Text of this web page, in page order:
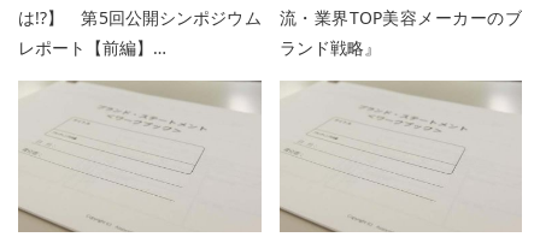
は!?】 第5回公開シンポジウム
レポート【前編】…
流・業界TOP美容メーカーのブ
ランド戦略』